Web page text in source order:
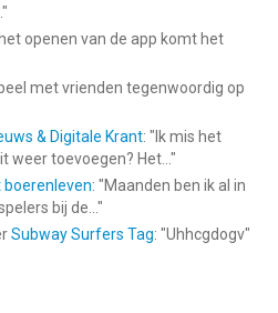
"
openen van de app komt het
met vrienden tegenwoordig op
& Digitale Krant: " Ik mis het
toevoegen? Het... "
boerenleven: "Maanden ben ik al in
bij de... "
Subway Surfers Tag: "Uhhcgdogv"